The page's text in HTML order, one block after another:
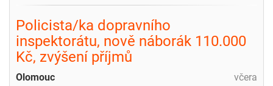
Policista/ka dopravního
inspektorátu, nově náborák 110.000
Kč, zvýšení příjmů
včera
Olomouc